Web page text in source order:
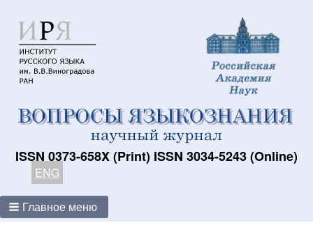
ISSN 0373-658X (Print) ISSN 3034-5243 (Online)
ENG
Главное меню